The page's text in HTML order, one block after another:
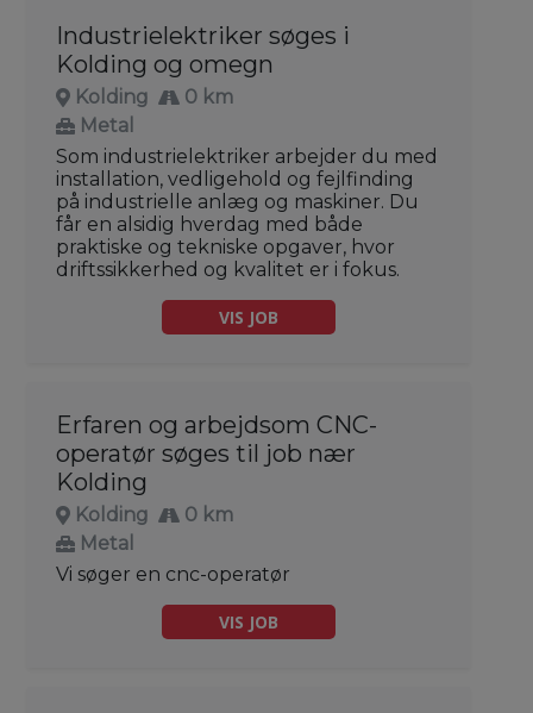
Industrielektriker søges i
Kolding og omegn
Kolding
0 km
Metal
Som industrielektriker arbejder du med
installation, vedligehold og fejlfinding
på industrielle anlæg og maskiner. Du
får en alsidig hverdag med både
praktiske og tekniske opgaver, hvor
driftssikkerhed og kvalitet er i fokus.
VIS JOB
Erfaren og arbejdsom CNC-
operatør søges til job nær
Kolding
Kolding
0 km
Metal
Vi søger en cnc-operatør
VIS JOB